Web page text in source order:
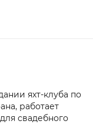
яхт-клуба по
работает
свадебного